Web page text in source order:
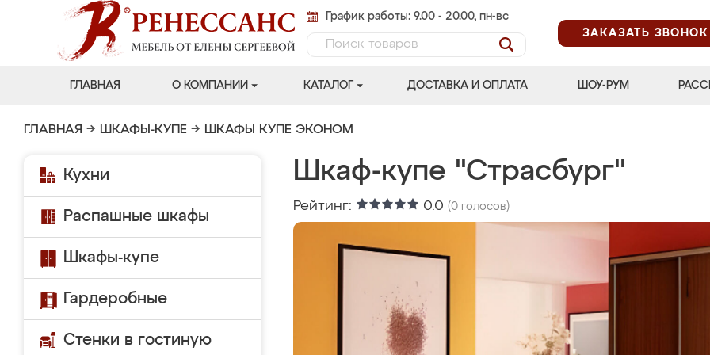
График работы: 9.00 - 20.00, пн-вс
ЗАКАЗАТЬ ЗВОНОК
ГЛАВНАЯ О КОМПАНИИ КАТАЛОГ ДОСТАВКА И ОПЛАТА ШОУ-РУМ
ГЛАВНАЯ → ШКАФЫ-КУПЕ → ШКАФЫ КУПЕ ЭКОНОМ
Кухни
Распашные шкафы
Шкафы-купе
Гардеробные
Стенки в гостиную
Шкаф-купе "Страсбург"
Рейтинг: 0.0 (0 голосов)